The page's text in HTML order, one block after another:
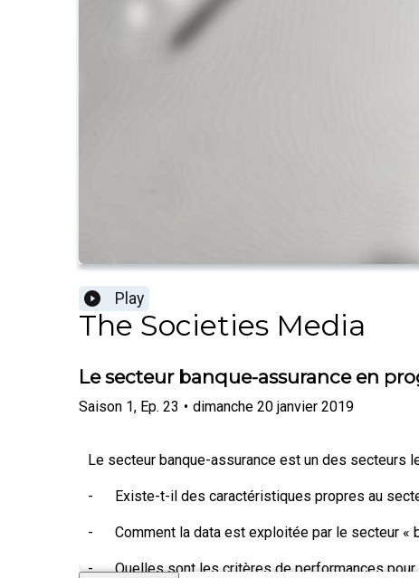
Play
The Societies Media
Le secteur banque-assurance en
Saison 1, Ep. 23 • dimanche 20 janvier 2019
Le secteur banque-assurance est un des secteurs
- Existe-t-il des caractéristiques propres au
- Comment la data est exploitée par le secteur «
- Quelles sont les critères de performances pour